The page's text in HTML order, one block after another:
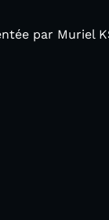
par Muriel